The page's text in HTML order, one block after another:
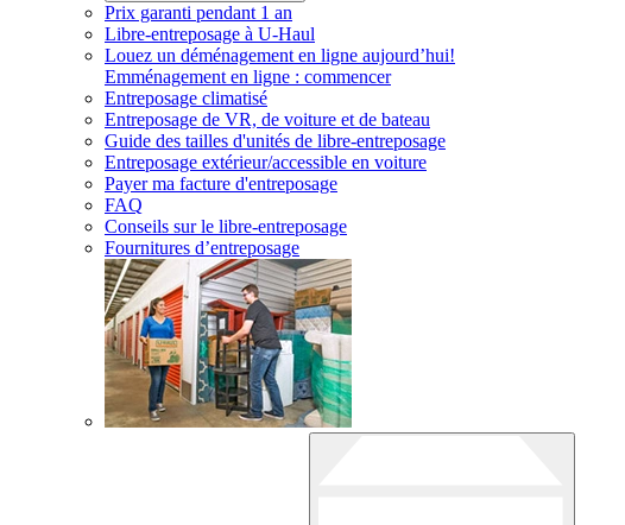
Prix garanti pendant 1 an
Libre-entreposage à U-Haul
Louez un déménagement en ligne aujourd’hui!
Emménagement en ligne : commencer
Entreposage climatisé
Entreposage de VR, de voiture et de bateau
Guide des tailles d'unités de libre-entreposage
Entreposage extérieur/accessible en voiture
Payer ma facture d'entreposage
FAQ
Conseils sur le libre-entreposage
Fournitures d’entreposage